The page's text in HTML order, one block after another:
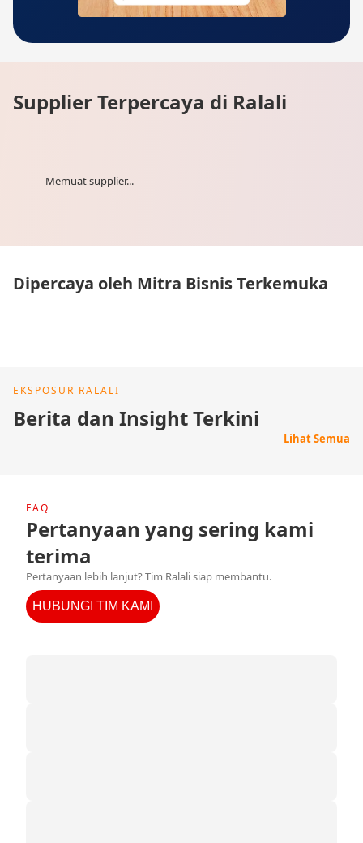
Supplier Terpercaya di Ralali
Memuat supplier...
Dipercaya oleh Mitra Bisnis Terkemuka
EKSPOSUR RALALI
Berita dan Insight Terkini
Lihat Semua
FAQ
Pertanyaan yang sering kami
terima
Pertanyaan lebih lanjut? Tim Ralali siap membantu.
HUBUNGI TIM KAMI